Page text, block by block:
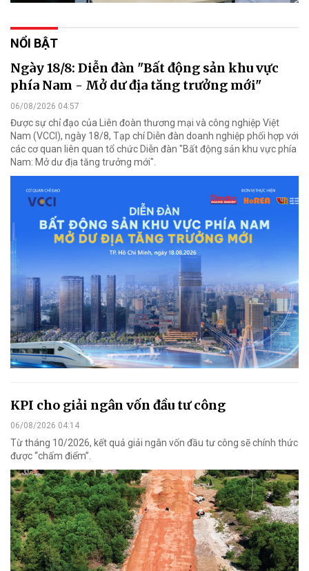
NỔI BẬT
Ngày 18/8: Diễn đàn "Bất động sản khu vực
phía Nam - Mở dư địa tăng trưởng mới"
06/08/2026 04:57
Được sự chỉ đạo của Liên đoàn thương mại và công nghiệp Việt
Nam (VCCI), ngày 18/8, Tạp chí Diễn đàn doanh nghiệp phối hợp với
các cơ quan liên quan tổ chức Diễn đàn "Bất động sản khu vực phía
Nam: Mở dư địa tăng trưởng mới".
KPI cho giải ngân vốn đầu tư công
06/08/2026 04:14
Từ tháng 10/2026, kết quả giải ngân vốn đầu tư công sẽ chính thức
được “chấm điểm”.